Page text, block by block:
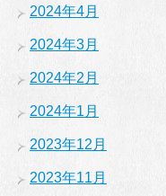
2024年4月
2024年3月
2024年2月
2024年1月
2023年12月
2023年11月